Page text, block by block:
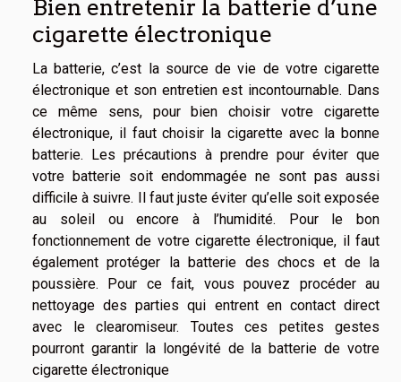
Bien entretenir la batterie d’une
cigarette électronique
La batterie, c’est la source de vie de votre cigarette
électronique et son entretien est incontournable. Dans
ce même sens, pour bienchoisir votre cigarette
électronique, il faut choisir la cigarette avec la bonne
batterie. Les précautions à prendre pour éviter que
votre batterie soit endommagée ne sont pas aussi
difficile à suivre. Il faut juste éviter qu’elle soit exposée
au soleil ou encore à l’humidité. Pour le bon
fonctionnement de votre cigarette électronique, il faut
également protéger la batterie des chocs et de la
poussière. Pour ce fait, vous pouvez procéder au
nettoyage des parties qui entrent en contact direct
avec le clearomiseur. Toutes ces petites gestes
pourront garantir la longévité de la batterie de votre
cigarette électronique